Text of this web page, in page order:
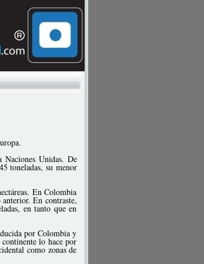
Unidas. De
toneladas, su menor
En Colombia
anterior. En contraste,
en tanto que en
por Colombia y
lo hace por
como zonas de